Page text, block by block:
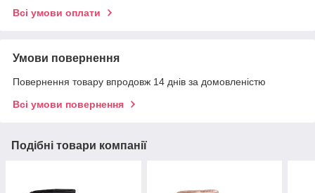
Всі умови оплати
Умови повернення
Повернення товару впродовж 14 днів за домовленістю
Всі умови повернення
Подібні товари компанії